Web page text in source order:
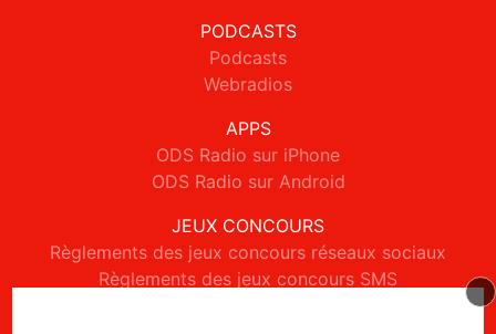
PODCASTS
Podcasts
Webradios
APPS
ODS Radio sur iPhone
ODS Radio sur Android
JEUX CONCOURS
Règlements des jeux concours réseaux sociaux
Règlements des jeux concours SMS